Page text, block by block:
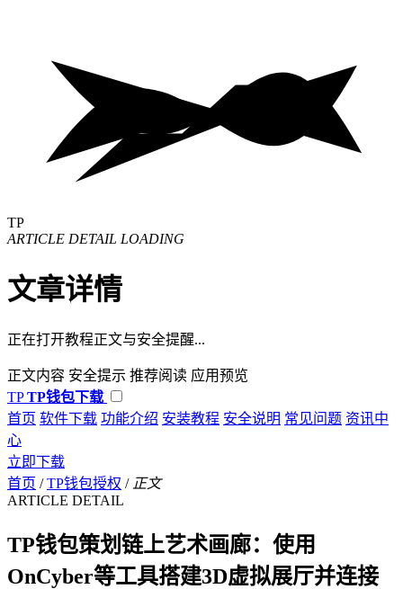
TP
ARTICLE DETAIL LOADING
文章详情
正在打开教程正文与安全提醒...
正文内容 安全提示 推荐阅读 应用预览
TP TP钱包下载
首页 软件下载 功能介绍 安装教程 安全说明 常见问题 资讯中
心
立即下载
首页 / TP钱包授权 / 正文
ARTICLE DETAIL
TP钱包策划链上艺术画廊：使用
OnCyber等工具搭建3D虚拟展厅并连接